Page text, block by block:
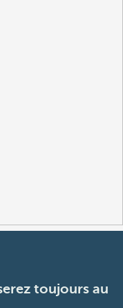
toujours au